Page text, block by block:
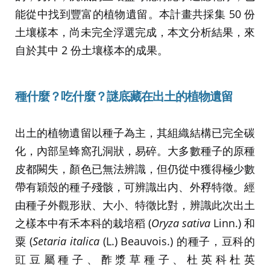
能從中找到豐富的植物遺留。本計畫共採集 50 份
土壤樣本，尚未完全浮選完成，本文分析結果，來
自於其中 2 份土壤樣本的成果。
種什麼？吃什麼？謎底藏在出土的植物遺留
出土的植物遺留以種子為主，其組織結構已完全碳
化，內部呈蜂窩孔洞狀，易碎。大多數種子的原種
皮都闕失，顏色已無法辨識，但仍從中獲得極少數
帶有穎殼的種子殘骸，可辨識出内、外稃特徵。經
由種子外觀形狀、大小、特徵比對，辨識此次出土
之樣本中有禾本科的栽培稻 (Oryza sativa Linn.) 和
粟 (Setaria italica (L.) Beauvois.) 的種子，豆科的
豇豆屬種子、酢漿草種子、杜英科杜英